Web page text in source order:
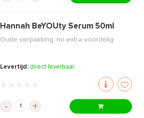
Hannah BeYOUty Serum 50ml
Oude verpakking, nu extra voordelig.
Levertijd: direct leverbaar
- +